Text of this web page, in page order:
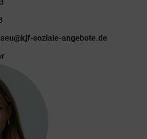
soziale-angebote.de